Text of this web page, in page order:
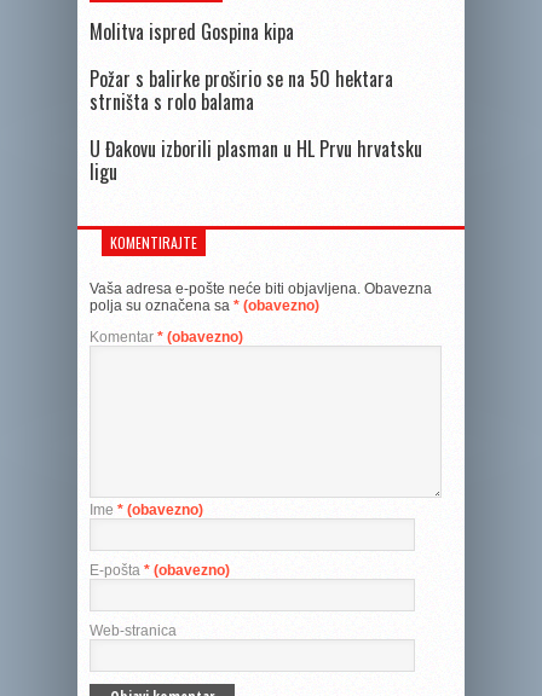
Molitva ispred Gospina kipa
Požar s balirke proširio se na 50 hektara
strništa s rolo balama
U Đakovu izborili plasman u HL Prvu hrvatsku
ligu
KOMENTIRAJTE
Vaša adresa e-pošte neće biti objavljena. Obavezna
polja su označena sa * (obavezno)
Komentar * (obavezno)
Ime * (obavezno)
E-pošta * (obavezno)
Web-stranica